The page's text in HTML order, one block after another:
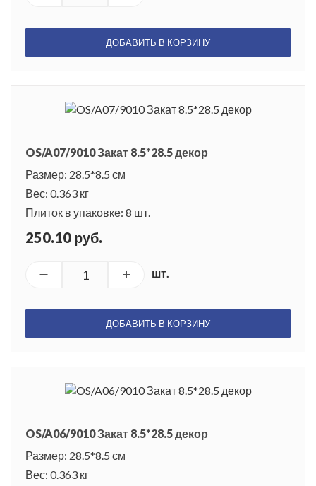
ДОБАВИТЬ В КОРЗИНУ
OS/A07/9010 Закат 8.5*28.5 декор
Размер: 28.5*8.5 см
Вес: 0.363 кг
Плиток в упаковке: 8 шт.
250.10 руб.
шт.
ДОБАВИТЬ В КОРЗИНУ
OS/A06/9010 Закат 8.5*28.5 декор
Размер: 28.5*8.5 см
Вес: 0.363 кг